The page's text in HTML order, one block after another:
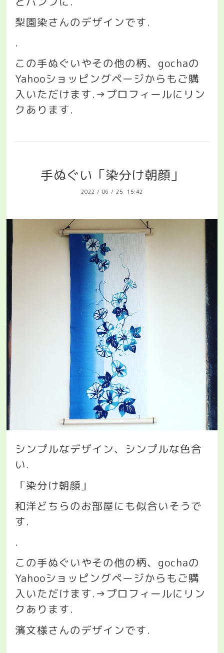
梨園染さんのデザインです.
.
この手ぬぐいやその他の柄、 gochaの
Yahooショッピングページからもご購
入いただけます.→ プロフィールにリン
クあります.
手ぬぐい「染分け朝顔」
2022 / 06 / 25 15:42
シンプルなデザイン、シンプルな色合
い.
「染分け朝顔」
和洋どちらのお部屋にも似合いそうで
す.
.
この手ぬぐいやその他の柄、 gochaの
Yahooショッピングページからもご購
入いただけます.→ プロフィールにリン
クあります.
濱文様さんのデザインです.